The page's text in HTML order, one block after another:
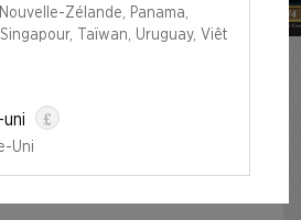
NON-FOIL EDITION
Zélande, Panama,
Taïwan, Uruguay, Viêt
uni £
Uni